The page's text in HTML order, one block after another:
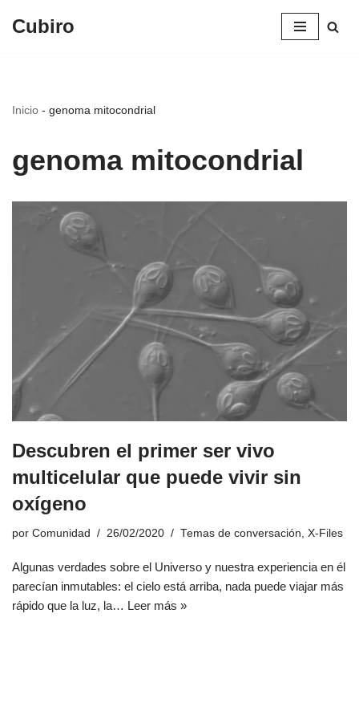
Cubiro
Inicio - genoma mitocondrial
genoma mitocondrial
Descubren el primer ser vivo
multicelular que puede vivir sin
oxígeno
por Comunidad 26/02/2020 Temas de conversación X-Files
Algunas verdades sobre el Universo y nuestra experiencia en él
parecían inmutables: el cielo está arriba, nada puede viajar más
rápido que la luz, la… Leer más »